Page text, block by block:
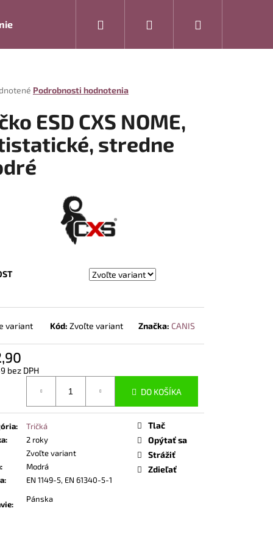
Drogéria Modelová rada ARTRA
Prihlásenie
Podrobnosti hodnotenia
ESD CXS NOME,
stredne
variant Kód: Zvoľte variant Značka: CANIS
bez DPH
DO KOŠÍKA
:
Tričká
:
2 roky
Zvoľte variant
:
Modrá
: EN 1149-5, EN 61340-5-1
:
Pánska
Tlač
Opýtať sa
Strážiť
Zdieľať
UVEX 2